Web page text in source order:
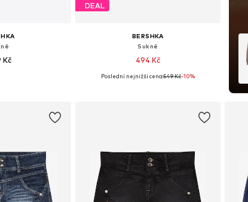
Kč
DEAL
BERSHKA
Sukně
494 Kč
Dostupné velikosti: 34, 36, 38, 40, 42, 44
Poslední nejnižší cena:549 Kč-10%